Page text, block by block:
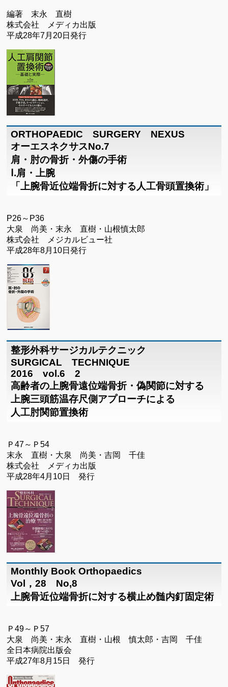
編著 末永 直樹
株式会社 メディカ出版
平成28年7月20日発行
ORTHOPAEDIC SURGERY NEXUS
オーエスネクサスNo.7
肩・肘の骨折・外傷の手術
Ⅰ.肩・上腕
「上腕骨近位端骨折に対する人工骨頭置換術」
P26～P36
大泉 尚美・末永 直樹・山根慎太郎
株式会社 メジカルビュー社
平成28年8月10日発行
整形外科サージカルテクニック
SURGICAL TECHNIQUE
2016 vol.6 2
高齢者の上腕骨遠位端骨折・偽関節に対する
上腕三頭筋温存尺側アプローチによる
人工肘関節置換術
Ｐ47～Ｐ54
末永 直樹・大泉 尚美・吉岡 千佳
株式会社 メディカ出版
平成28年4月10日 発行
Monthly Book Orthopaedics
Vol，28 No,8
上腕骨近位端骨折に対する横止め髄内釘固定術
Ｐ49～Ｐ57
大泉 尚美・末永 直樹・山根 慎太郎・吉岡 千佳
全日本病院出版会
平成27年8月15日 発行